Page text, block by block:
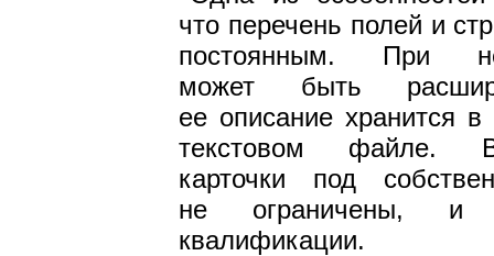
что перечень полей и
постоянным. При
может быть
ее описание хранится
текстовом файле.
карточки под
не ограничены, и
квалификации.